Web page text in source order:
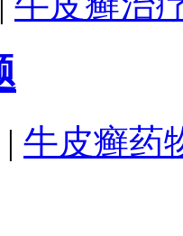
| 牛皮癣药